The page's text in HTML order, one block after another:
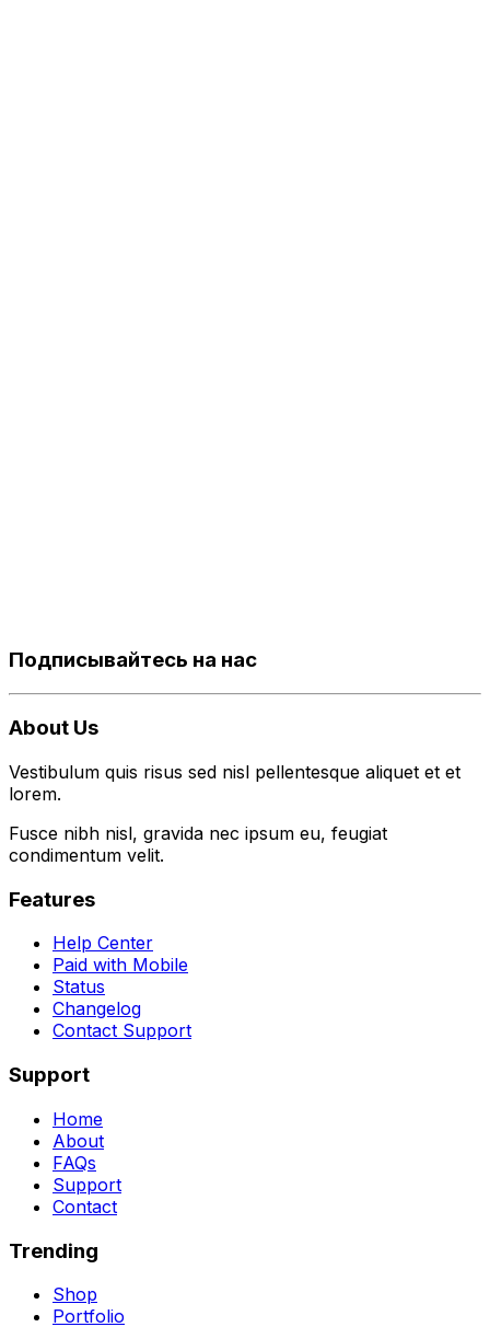
Подписывайтесь на нас
About Us
Vestibulum quis risus sed nisl pellentesque aliquet et et
lorem.
Fusce nibh nisl, gravida nec ipsum eu, feugiat
condimentum velit.
Features
Help Center
Paid with Mobile
Status
Changelog
Contact Support
Support
Home
About
FAQs
Support
Contact
Trending
Shop
Portfolio